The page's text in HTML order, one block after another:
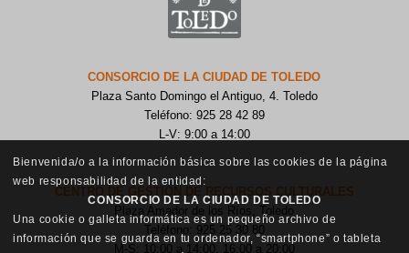
CONSORCIO DE LA CIUDAD DE TOLEDO
Plaza Santo Domingo el Antiguo, 4. Toledo
Teléfono: 925 28 42 89
L-V: 9:00 a 14:00
CENTRO DE GESTIÓN DE RECURSOS CULTURALES
Plaza Amador de los Ríos, Toledo
Teléfono: 925 25 30 80
M-S: 10:00 a 14:00, 16:00 a 20:00
Bienvenida/o a la información básica sobre las cookies de la página
web responsabilidad de la entidad:
CONSORCIO DE LA CIUDAD DE TOLEDO
Una cookie o galleta informática es un pequeño archivo de
información que se guarda en tu ordenador, “smartphone” o tableta